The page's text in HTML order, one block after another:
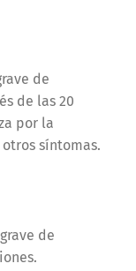
de
de las 20
por la
síntomas.
de